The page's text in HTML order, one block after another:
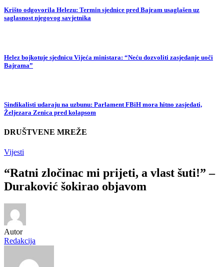
Krišto odgovorila Helezu: Termin sjednice pred Bajram usaglašen uz
saglasnost njegovog savjetnika
Helez bojkotuje sjednicu Vijeća ministara: “Neću dozvoliti zasjedanje uoči
Bajrama”
Sindikalisti udaraju na uzbunu: Parlament FBiH mora hitno zasjedati,
Željezara Zenica pred kolapsom
DRUŠTVENE MREŽE
Vijesti
“Ratni zločinac mi prijeti, a vlast šuti!” –
Duraković šokirao objavom
Autor
Redakcija